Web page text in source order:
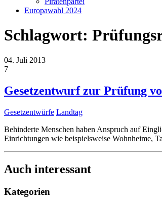
Europawahl 2024
Schlagwort:
04. Juli 2013
7
Gesetzentwurf zur Prüfung
Gesetzentwürfe Landtag
Behinderte Menschen haben Anspruch auf
Einrichtungen wie beispielsweise Wohnheime,
Auch interessant
Kategorien